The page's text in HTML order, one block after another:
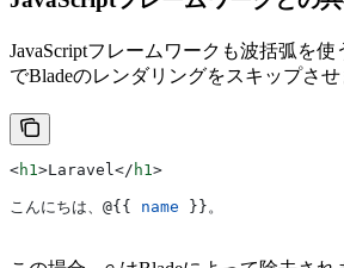
JavaScriptフレームワークも波括弧を使
でBladeのレンダリングをスキップさせ
<h1>Laravel</ h1>
こんにちは、 @{{ name }}。